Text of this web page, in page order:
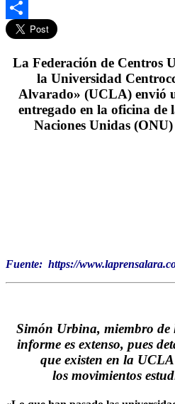
Gmail
Compartir
La Federación de Centros
la Universidad
Alvarado» (UCLA) envió
entregado en la oficina de
Naciones Unidas
Fuente: https://
Simón Urbina, miembro de
informe es extenso, pues
que existen en la
los movimientos